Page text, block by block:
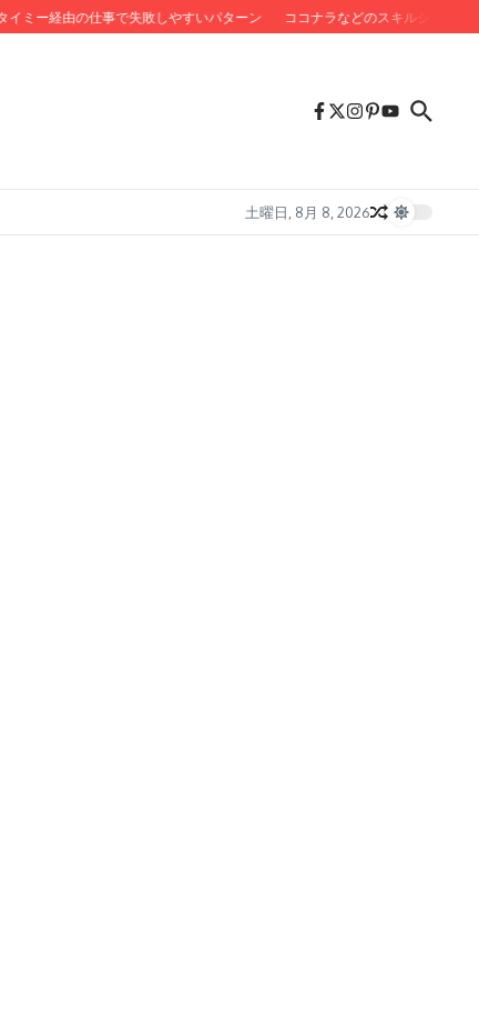
経由の仕事で失敗しやすいパターン ココナラなどのスキルシェア収入は
土曜日, 8月 8, 2026